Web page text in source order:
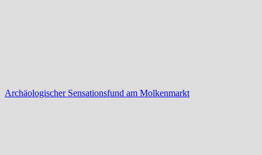
Archäologischer Sensationsfund am Molkenmarkt